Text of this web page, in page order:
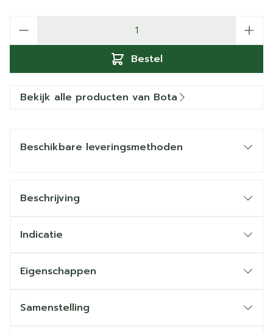
Bestel
Bekijk alle producten van Bota
Beschikbare leveringsmethoden
Beschrijving
Indicatie
Eigenschappen
Samenstelling